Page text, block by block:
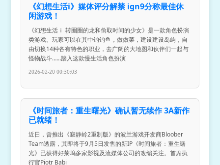
《幻想生活i》媒体评分解禁 ign9分称最佳休
闲游戏！
《幻想生活ｉ 转圈圈的龙和偷取时间的少女》是一款角色扮演
类游戏。玩家可以在其中钓钓鱼，做做菜，建设建设岛屿，自
由切换14种各有特色的职业，去广阔的大地图和伙伴们一起与
怪物战斗……踏入这款慢生活角色扮演
2026-02-20 00:30:03
《时间旅者：重生曙光》确认暂无续作 3A新作
已就绪！
近日，曾推出《寂静岭2重制版》的波兰游戏开发商Bloober
Team透露，其即将于9月5日发售的新IP《时间旅者：重生曙
光》已获得好莱坞多家影视及流媒体公司的改编关注。首席执
行官Piotr Babi